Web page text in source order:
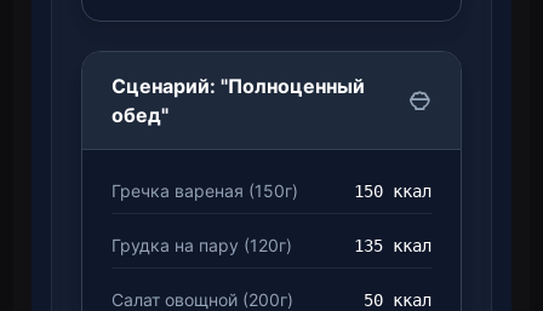
Сценарий: "Полноценный
обед"
Гречка вареная (150г) 150 ккал
Грудка на пару (120г) 135 ккал
Салат овощной (200г) 50 ккал